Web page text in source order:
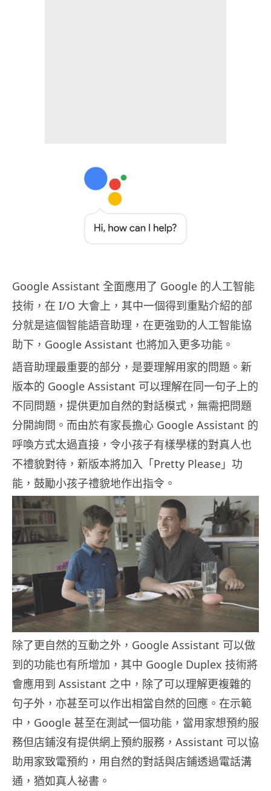
Google Assistant 全面應用了 Google 的人工智能
技術，在 I/O 大會上，其中一個得到重點介紹的部
分就是這個智能語音助理，在更強勁的人工智能協
助下，Google Assistant 也將加入更多功能。
語音助理最重要的部分，是要理解用家的問題。新
版本的 Google Assistant 可以理解在同一句子上的
不同問題，提供更加自然的對話模式，無需把問題
分開詢問。而由於有家長擔心 Google Assistant 的
呼喚方式太過直接，令小孩子有樣學樣的對真人也
不禮貌對待，新版本將加入「Pretty Please」功
能，鼓勵小孩子禮貌地作出指令。
除了更自然的互動之外，Google Assistant 可以做
到的功能也有所增加，其中 Google Duplex 技術將
會應用到 Assistant 之中，除了可以理解更複雜的
句子外，亦甚至可以作出相當自然的回應。在示範
中，Google 甚至在測試一個功能，當用家想預約服
務但店鋪沒有提供網上預約服務，Assistant 可以協
助用家致電預約，用自然的對話與店鋪透過電話溝
通，猶如真人祕書。